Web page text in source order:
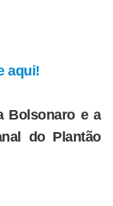
aqui!
Bolsonaro e a
do Plantão